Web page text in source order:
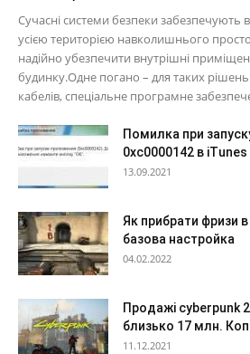
Сучасні системи безпеки забезпечують
усією територією навколишнього
надійно убезпечити внутрішні
будинку.Одне погано – для таких
кабелів, спеціальне програмне
Помилка при
0xc0000142 в
13.09.2021
Як прибрати фризи в
базова настройка
04.02.2022
Продажі cyberpunk
близько 17 млн.
11.12.2021